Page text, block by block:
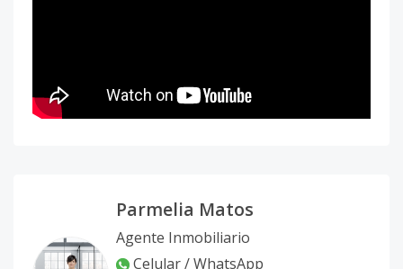
Parmelia Matos
Agente Inmobiliario
Celular / WhatsApp